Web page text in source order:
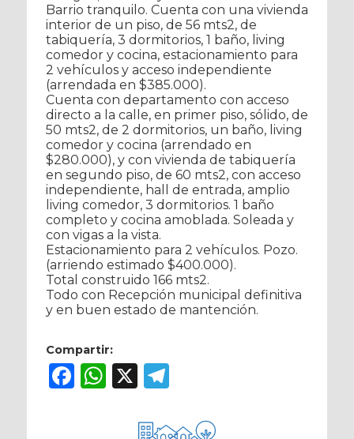
Barrio tranquilo. Cuenta con una vivienda
interior de un piso, de 56 mts2, de
tabiquería, 3 dormitorios, 1 baño, living
comedor y cocina, estacionamiento para
2 vehículos y acceso independiente
(arrendada en $385.000).
Cuenta con departamento con acceso
directo a la calle, en primer piso, sólido, de
50 mts2, de 2 dormitorios, un baño, living
comedor y cocina (arrendado en
$280.000), y con vivienda de tabiquería
en segundo piso, de 60 mts2, con acceso
independiente, hall de entrada, amplio
living comedor, 3 dormitorios. 1 baño
completo y cocina amoblada. Soleada y
con vigas a la vista.
Estacionamiento para 2 vehículos. Pozo.
(arriendo estimado $400.000).
Total construido 166 mts2.
Todo con Recepción municipal definitiva
y en buen estado de mantención.
Compartir:
Facebook
WhatsApp
X Telegram